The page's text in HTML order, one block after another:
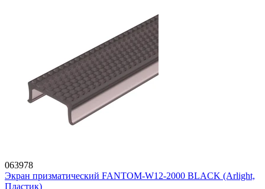
063978
Экран призматический FANTOM-W12-2000 BLACK (Arlight,
Пластик)